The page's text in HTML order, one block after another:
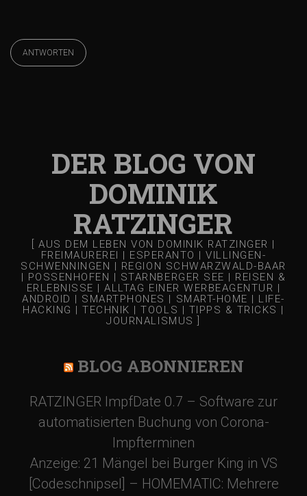
i
ANTWORTEN
DER BLOG VON
DOMINIK
RATZINGER
[ AUS DEM LEBEN VON DOMINIK RATZINGER |
FREIMAUREREI | ESPERANTO | VILLINGEN-
SCHWENNINGEN | REGION SCHWARZWALD-BAAR
| POSSENHOFEN | STARNBERGER SEE | REISEN &
ERLEBNISSE | ALLTAG EINER WERBEAGENTUR |
ANDROID | SMARTPHONES | SMART-HOME | LIFE-
HACKING | TECHNIK | TOOLS | TIPPS & TRICKS |
JOURNALISMUS ]
BLOG ABONNIEREN
RATZINGER ImpfDate 0.7 – Software zur
automatisierten Buchung von Corona-
Impfterminen
Anzeige: 21 Mängel bei Burger King in VS
[Codeschnipsel] – HOMEMATIC: Mehrere